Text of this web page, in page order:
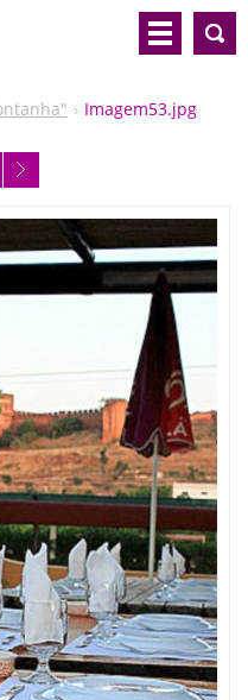
Imagem53.jpg